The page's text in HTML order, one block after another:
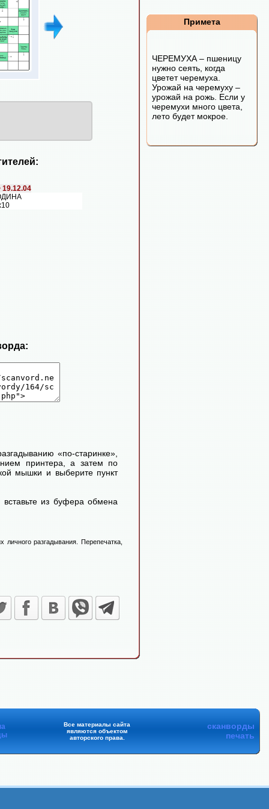
19.12.04
«по-старинке»,
принтера, а затем по
мышки и выберите пункт
из буфера обмена
разгадывания. Перепечатка,
Примета
ЧЕРЕМУХА – пшеницу
нужно сеять, когда
цветет черемуха.
Урожай на черемуху –
урожай на рожь. Если у
черемухи много цвета,
лето будет мокрое.
Все материалы сайта
являются объектом
авторского права.
сканворды
печать